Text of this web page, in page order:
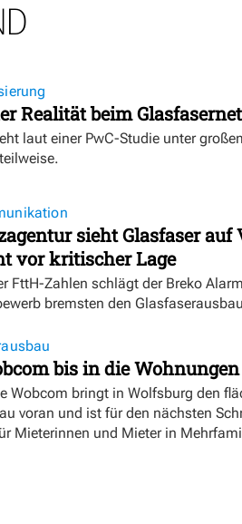
Realität beim
laut einer PwC-Studie unter
sieht Glasfaser auf
vor kritischer Lage
FttH-Zahlen schlägt der Breko
bremsten den
bis in die
Wobcom bringt in Wolfsburg den
voran und ist für den nächsten
Mieterinnen und Mieter in